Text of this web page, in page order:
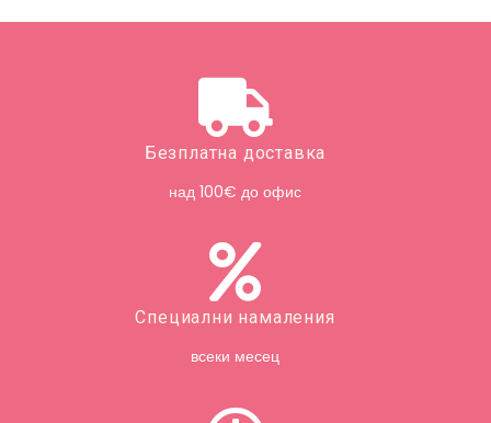
Безплатна доставка
над 100€ до офис
Специални намаления
всеки месец